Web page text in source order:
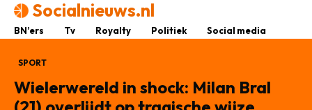
Socialnieuws.nl
BN’ers Tv Royalty Politiek Social media
SPORT
Wielerwereld in shock: Milan Bral